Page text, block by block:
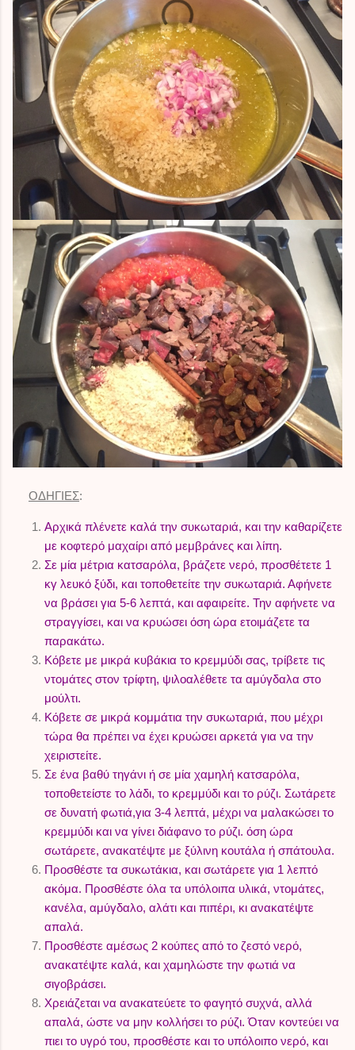
ΟΔΗΓΙΕΣ:
Αρχικά πλένετε καλά την συκωταριά, και την καθαρίζετε
με κοφτερό μαχαίρι από μεμβράνες και λίπη.
Σε μία μέτρια κατσαρόλα, βράζετε νερό, προσθέτετε 1
κγ λευκό ξύδι, και τοποθετείτε την συκωταριά. Αφήνετε
να βράσει για 5-6 λεπτά, και αφαιρείτε. Την αφήνετε να
στραγγίσει, και να κρυώσει όση ώρα ετοιμάζετε τα
παρακάτω.
Κόβετε με μικρά κυβάκια το κρεμμύδι σας, τρίβετε τις
ντομάτες στον τρίφτη, ψιλοαλέθετε τα αμύγδαλα στο
μούλτι.
Κόβετε σε μικρά κομμάτια την συκωταριά, που μέχρι
τώρα θα πρέπει να έχει κρυώσει αρκετά για να την
χειριστείτε.
Σε ένα βαθύ τηγάνι ή σε μία χαμηλή κατσαρόλα,
τοποθετείστε το λάδι, το κρεμμύδι και το ρύζι. Σωτάρετε
σε δυνατή φωτιά,για 3-4 λεπτά, μέχρι να μαλακώσει το
κρεμμύδι και να γίνει διάφανο το ρύζι. όση ώρα
σωτάρετε, ανακατέψτε με ξύλινη κουτάλα ή σπάτουλα.
Προσθέστε τα συκωτάκια, και σωτάρετε για 1 λεπτό
ακόμα. Προσθέστε όλα τα υπόλοιπα υλικά, ντομάτες,
κανέλα, αμύγδαλο, αλάτι και πιπέρι, κι ανακατέψτε
απαλά.
Προσθέστε αμέσως 2 κούπες από το ζεστό νερό,
ανακατέψτε καλά, και χαμηλώστε την φωτιά να
σιγοβράσει.
Χρειάζεται να ανακατεύετε το φαγητό συχνά, αλλά
απαλά, ώστε να μην κολλήσει το ρύζι. Όταν κοντεύει να
πιει το υγρό του, προσθέστε και το υπόλοιπο νερό, και